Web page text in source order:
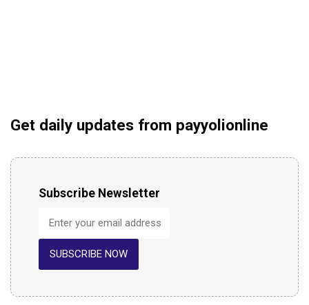
Get daily updates from payyolionline
Subscribe Newsletter
SUBSCRIBE NOW